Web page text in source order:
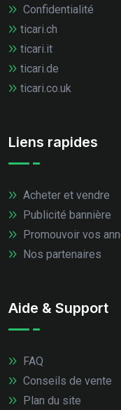
Confidentialité
ticari.ch
ticari.it
ticari.de
ticari.co.uk
Liens rapides
Acheter et vendre
Publicité bannière
Promouvoir vos
Nos partenaires
Aide & Support
FAQ
Conseils de vente
Plan du site